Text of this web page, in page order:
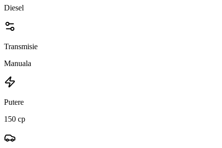
Diesel
Transmisie
Manuala
Putere
150 cp